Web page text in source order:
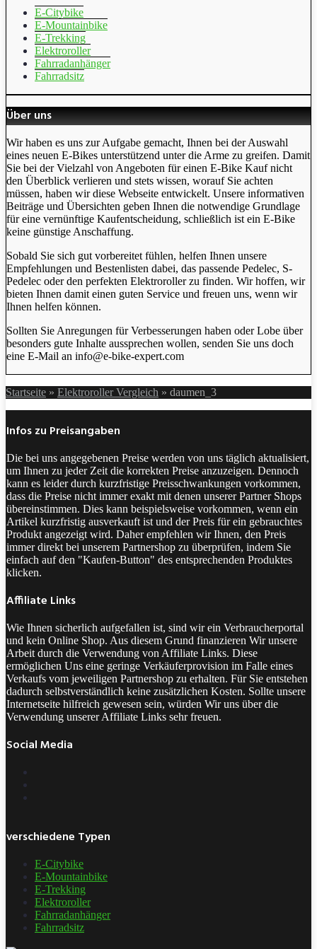
E-Citybike
E-Mountainbike
E-Trekking
Elektroroller
Fahrradanhänger
Fahrradsitz
Über uns
Wir haben es uns zur Aufgabe gemacht, Ihnen bei der Auswahl
eines neuen E-Bikes unterstützend unter die Arme zu greifen. Damit
Sie bei der Vielzahl von Angeboten für einen E-Bike Kauf nicht
den Überblick verlieren und stets wissen, worauf Sie achten
müssen, haben wir diese Webseite entwickelt. Unsere informativen
Beiträge und Übersichten geben Ihnen die notwendige Grundlage
für eine vernünftige Kaufentscheidung, schließlich ist ein E-Bike
keine günstige Anschaffung.
Sobald Sie sich gut vorbereitet fühlen, helfen Ihnen unsere
Empfehlungen und Bestenlisten dabei, das passende Pedelec, S-
Pedelec oder den perfekten Elektroroller zu finden. Wir hoffen, wir
bieten Ihnen damit einen guten Service und freuen uns, wenn wir
Ihnen helfen können.
Sollten Sie Anregungen für Verbesserungen haben oder Lobe über
besonders gute Inhalte aussprechen wollen, senden Sie uns doch
eine E-Mail an info@e-bike-expert.com
Startseite » Elektroroller Vergleich » daumen_3
Infos zu Preisangaben
Die bei uns angegebenen Preise werden von uns täglich aktualisiert,
um Ihnen zu jeder Zeit die korrekten Preise anzuzeigen. Dennoch
kann es leider durch kurzfristige Preisschwankungen vorkommen,
dass die Preise nicht immer exakt mit denen unserer Partner Shops
übereinstimmen. Dies kann beispielsweise vorkommen, wenn ein
Artikel kurzfristig ausverkauft ist und der Preis für ein gebrauchtes
Produkt angezeigt wird. Daher empfehlen wir Ihnen, den Preis
immer direkt bei unserem Partnershop zu überprüfen, indem Sie
einfach auf den "Kaufen-Button" des entsprechenden Produktes
klicken.
Affiliate Links
Wie Ihnen sicherlich aufgefallen ist, sind wir ein Verbraucherportal
und kein Online Shop. Aus diesem Grund finanzieren Wir unsere
Arbeit durch die Verwendung von Affiliate Links. Diese
ermöglichen Uns eine geringe Verkäuferprovision im Falle eines
Verkaufs vom jeweiligen Partnershop zu erhalten. Für Sie entstehen
dadurch selbstverständlich keine zusätzlichen Kosten. Sollte unsere
Internetseite hilfreich gewesen sein, würden Wir uns über die
Verwendung unserer Affiliate Links sehr freuen.
Social Media
verschiedene Typen
E-Citybike
E-Mountainbike
E-Trekking
Elektroroller
Fahrradanhänger
Fahrradsitz